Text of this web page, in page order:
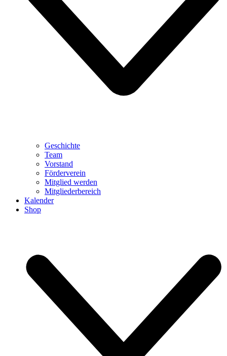
Geschichte
Team
Vorstand
Förderverein
Mitglied werden
Mitgliederbereich
Kalender
Shop